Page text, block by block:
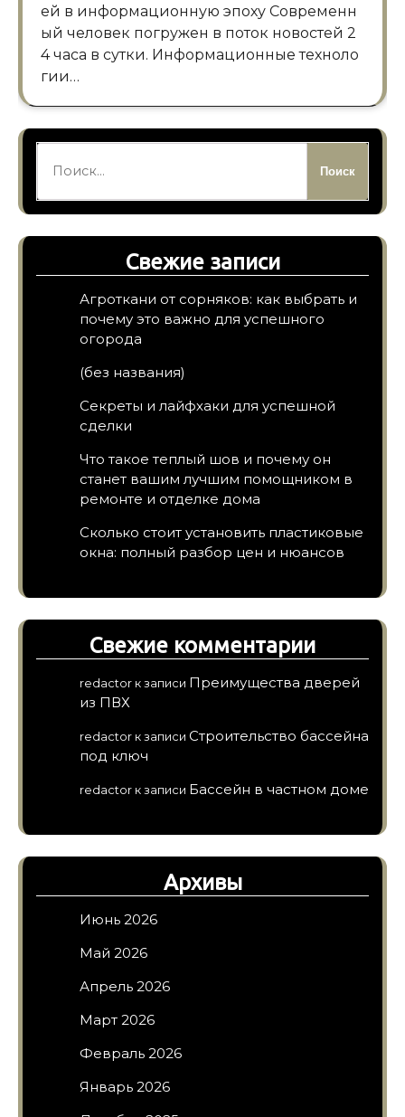
ей в информационную эпоху Современн
ый человек погружен в поток новостей 2
4 часа в сутки. Информационные техноло
гии…
Свежие записи
Агроткани от сорняков: как выбрать и
почему это важно для успешного
огорода
(без названия)
Секреты и лайфхаки для успешной
сделки
Что такое теплый шов и почему он
станет вашим лучшим помощником в
ремонте и отделке дома
Сколько стоит установить пластиковые
окна: полный разбор цен и нюансов
Свежие комментарии
redactor к записи Преимущества дверей
из ПВХ
redactor к записи Строительство бассейна
под ключ
redactor к записи Бассейн в частном доме
Архивы
Июнь 2026
Май 2026
Апрель 2026
Март 2026
Февраль 2026
Январь 2026